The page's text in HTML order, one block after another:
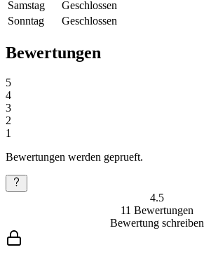
Samstag
Geschlossen
Sonntag
Geschlossen
Bewertungen
5
4
3
2
1
Bewertungen werden geprueft.
4.5
11 Bewertungen
Bewertung schreiben